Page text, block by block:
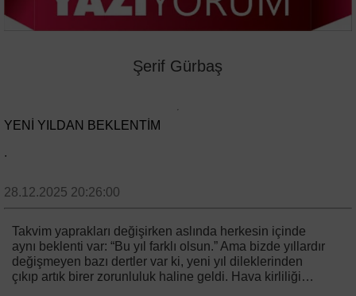
Şerif Gürbaş
YENI YILDAN BEKLENTIM
.
28.12.2025 20:26:00
Takvim yaprakları değişirken aslında herkesin içinde
aynı beklenti var: “Bu yıl farklı olsun.” Ama bizde yıllardır
değişmeyen bazı dertler var ki, yeni yıl dileklerinden
çıkıp artık birer zorunluluk haline geldi. Hava kirliliği…